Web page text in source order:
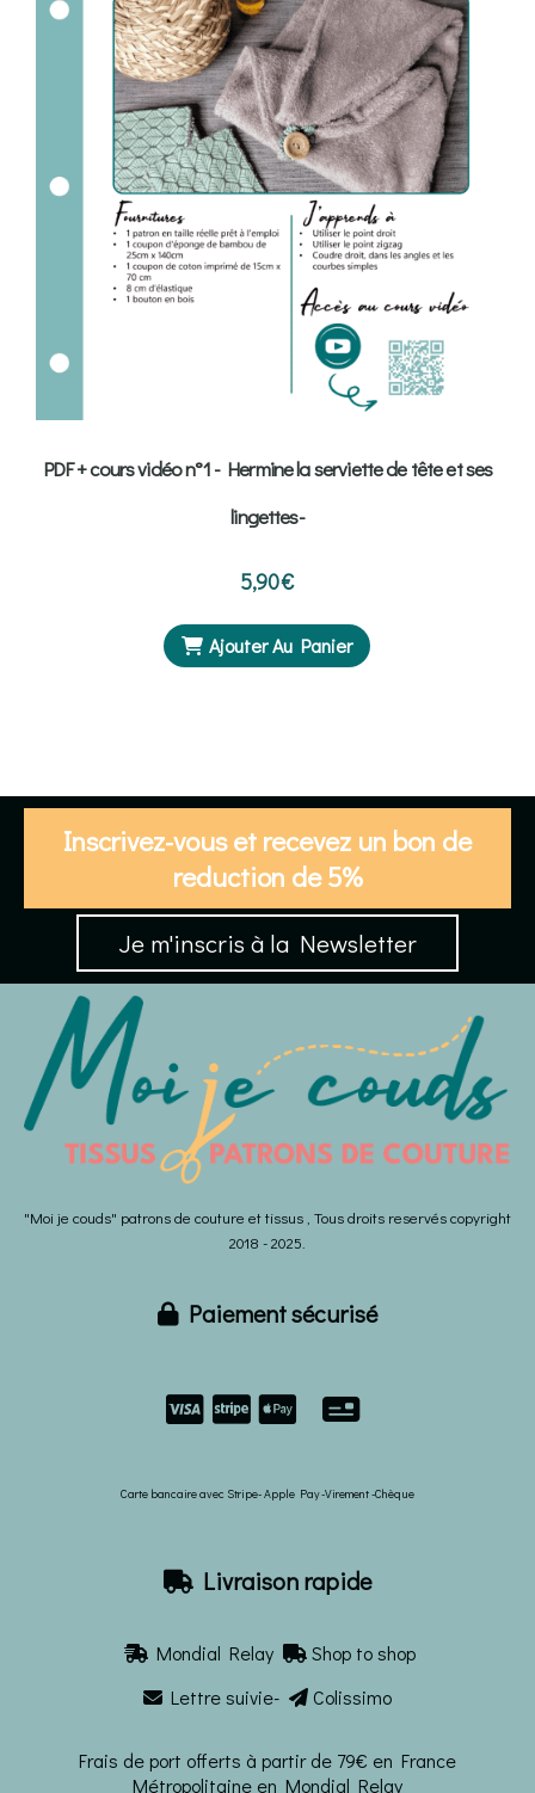
PDF + cours vidéo n°1 - Hermine la serviette de tête et ses
lingettes-
5,90€
Ajouter Au Panier
Inscrivez-vous et recevez un bon de
reduction de 5%
Je m'inscris à la Newsletter
"Moi je couds" patrons de couture et tissus , Tous droits reservés copyright
2018 - 2025.
 Paiement sécurisé
 
Carte bancaire avec Stripe- Apple Pay -Virement -Chèque
 Livraison rapide
 Mondial Relay  Shop to shop
 Lettre suivie-  Colissimo
Frais de port offerts à partir de 79€ en France
Métropolitaine en Mondial Relay